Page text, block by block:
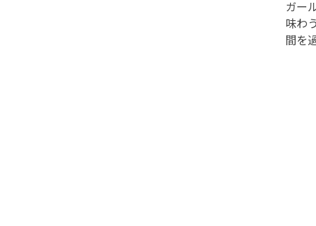
ガー
味わ
間を